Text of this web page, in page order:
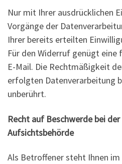
Nur mit Ihrer ausdrücklichen
Vorgänge der
Ihrer bereits erteilten
Für den Widerruf genügt
E-Mail. Die Rechtmäßigkeit
erfolgten Datenverarbeitung
unberührt.
Recht auf Beschwerde bei
Aufsichtsbehörde
Als Betroffener steht Ihnen im